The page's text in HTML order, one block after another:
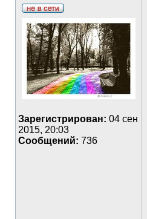
Зарегистрирован: 04 сен
2015, 20:03
Сообщений: 736